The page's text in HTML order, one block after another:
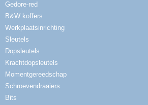
Gedore-red
B&W koffers
Werkplaatsinrichting
Sleutels
Dopsleutels
Krachtdopsleutels
Momentgereedschap
Schroevendraaiers
Bits